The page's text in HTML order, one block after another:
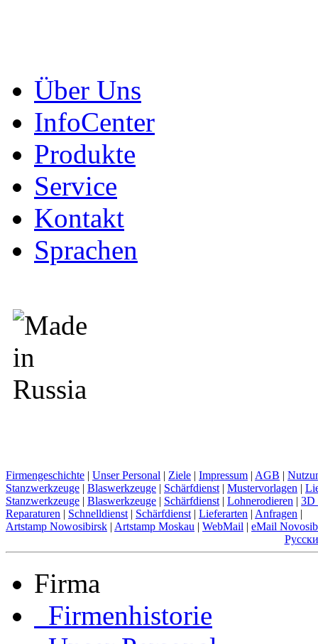
Über Uns
InfoCenter
Produkte
Service
Kontakt
Sprachen
Firmengeschichte | Unser Personal | Ziele | Impressum | AGB |
Stanzwerkzeuge | Blaswerkzeuge | Schärfdienst | Mustervorlagen |
Stanzwerkzeuge | Blaswerkzeuge | Schärfdienst | Lohnerodieren | 3D
Reparaturen | Schnelldienst | Schärfdienst | Lieferarten | Anfragen |
Artstamp Nowosibirsk | Artstamp Moskau | WebMail | eMail
Firma
Firmenhistorie